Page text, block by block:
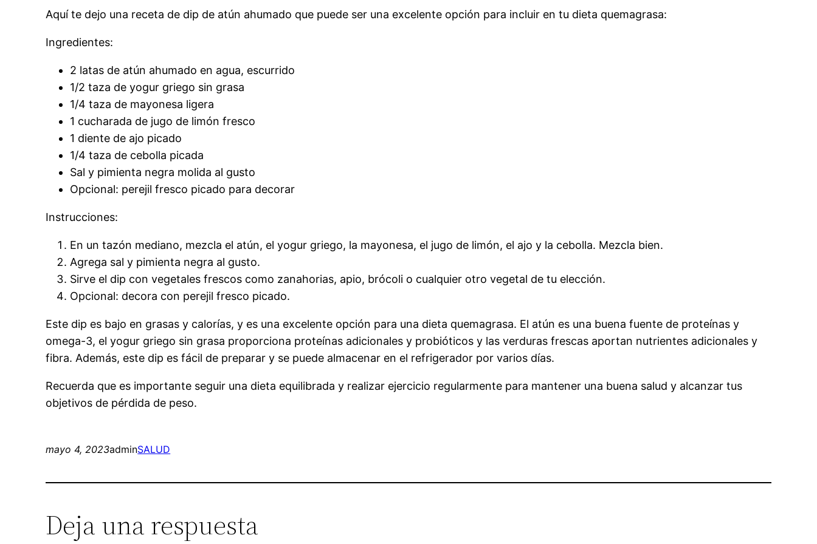
Aquí te dejo una receta de dip de atún ahumado que puede ser una excelente opción para incluir en tu dieta quemagrasa:
Ingredientes:
2 latas de atún ahumado en agua, escurrido
1/2 taza de yogur griego sin grasa
1/4 taza de mayonesa ligera
1 cucharada de jugo de limón fresco
1 diente de ajo picado
1/4 taza de cebolla picada
Sal y pimienta negra molida al gusto
Opcional: perejil fresco picado para decorar
Instrucciones:
En un tazón mediano, mezcla el atún, el yogur griego, la mayonesa, el jugo de limón, el ajo y la cebolla. Mezcla bien.
Agrega sal y pimienta negra al gusto.
Sirve el dip con vegetales frescos como zanahorias, apio, brócoli o cualquier otro vegetal de tu elección.
Opcional: decora con perejil fresco picado.
Este dip es bajo en grasas y calorías, y es una excelente opción para una dieta quemagrasa. El atún es una buena fuente de proteínas y
omega-3, el yogur griego sin grasa proporciona proteínas adicionales y probióticos y las verduras frescas aportan nutrientes adicionales y
fibra. Además, este dip es fácil de preparar y se puede almacenar en el refrigerador por varios días.
Recuerda que es importante seguir una dieta equilibrada y realizar ejercicio regularmente para mantener una buena salud y alcanzar tus
objetivos de pérdida de peso.
mayo 4, 2023adminSALUD
Deja una respuesta